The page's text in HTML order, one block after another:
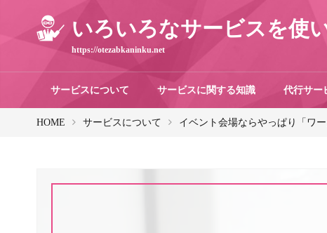
いろいろなサービスを使
https://otezabkaninku.net
サービスについて サービスに関する知識 代行サー
HOME サービスについて イベント会場ならやっぱり「ワー